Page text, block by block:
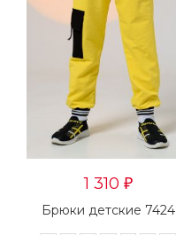
1 310 ₽
Брюки детские 7424